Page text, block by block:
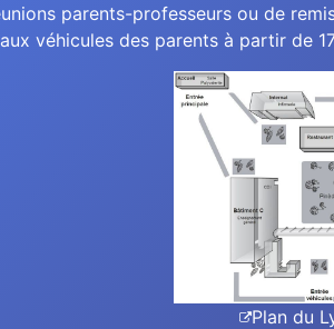
parents-professeurs ou de
véhicules des parents à partir de
Plan du